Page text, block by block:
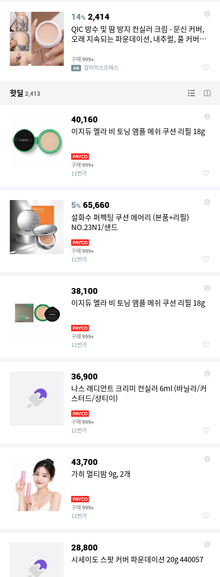
14% 2,414
QIC 방수 및 땀 방지 컨실러 크림 - 문신 커버,
오래 지속되는 파운데이션, 내추럴, 풀 커버리
구매 999+
알리익스프레스
핫딜 2,413
40,160
이지듀 멜라 비 토닝 앰플 메쉬 쿠션 리필 18g
구매 999+
11번가
5% 65,660
설화수 퍼펙팅 쿠션 에어리 (본품+리필)
NO.23N1/샌드
구매 999+
11번가
38,100
이지듀 멜라 비 토닝 앰플 메쉬 쿠션 리필 18g
구매 999+
11번가
36,900
나스 래디언트 크리미 컨실러 6ml (바닐라/커
스터드/샹티이)
구매 999+
11번가
43,700
가히 멀티밤 9g, 2개
구매 999+
11번가
28,800
시세이도 스팟 커버 파운데이션 20g 440057